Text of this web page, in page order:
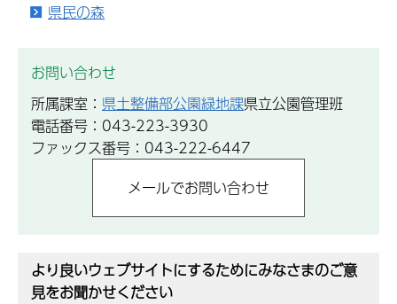
県民の森
お問い合わせ
所属課室： 県土整備部公園緑地課県立公園管理班
電話番号：043-223-3930
ファックス番号：043-222-6447
より良いウェブサイトにするためにみなさまのご意
見をお聞かせください